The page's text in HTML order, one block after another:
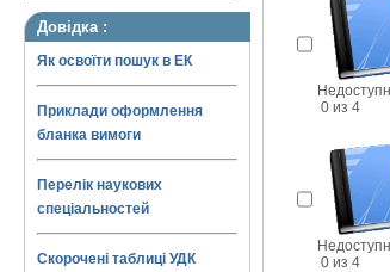
Довідка :
Як освоїти пошук в ЕК
Приклади оформлення
бланка вимоги
Перелік наукових
спеціальностей
Скорочені таблиці УДК
0 из 4
0 из 4